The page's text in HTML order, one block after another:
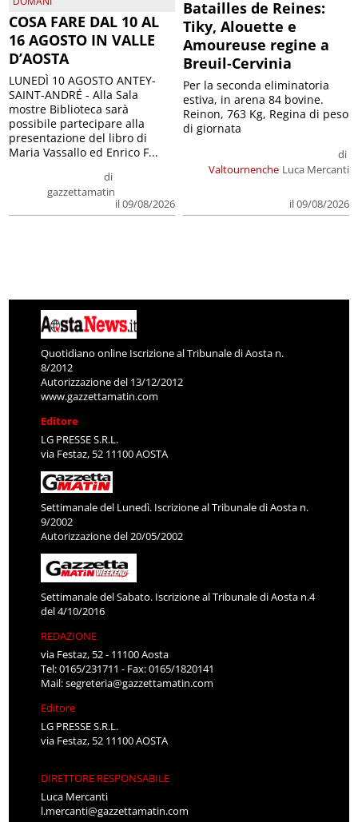
COSA FARE DAL 10 AL
16 AGOSTO IN VALLE
D’AOSTA
di
gazzettamatin
il 09/08/2026
LUNEDÌ 10 AGOSTO ANTEY-
SAINT-ANDRÉ - Alla Sala
mostre Biblioteca sarà
possibile partecipare alla
presentazione del libro di
Maria Vassallo ed Enrico F...
Batailles de Reines:
Tiky, Alouette e
Amoureuse regine a
Breuil-Cervinia
Valtournenche
di
Luca Mercanti
il 09/08/2026
Per la seconda eliminatoria
estiva, in arena 84 bovine.
Reinon, 763 Kg, Regina di peso
di giornata
Quotidiano online Iscrizione al Tribunale di Aosta n.
8/2012
Autorizzazione del 13/12/2012
www.gazzettamatin.com
Editore
LG PRESSE S.R.L.
via Festaz, 52 11100 AOSTA
Settimanale del Lunedì. Iscrizione al Tribunale di Aosta n.
9/2002
Autorizzazione del 20/05/2002
Settimanale del Sabato. Iscrizione al Tribunale di Aosta n.4
del 4/10/2016
REDAZIONE
via Festaz, 52 - 11100 Aosta
Tel: 0165/231711 - Fax: 0165/1820141
Mail:segreteria@gazzettamatin.com
Editore
LG PRESSE S.R.L.
via Festaz, 52 11100 AOSTA
DIRETTORE RESPONSABILE
Luca Mercanti
l.mercanti@gazzettamatin.com